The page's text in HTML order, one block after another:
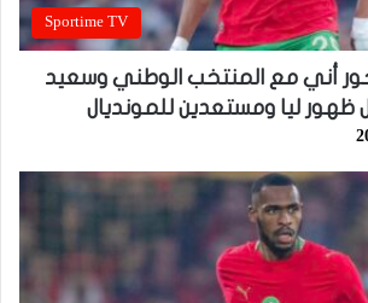
Sportime TV
أني مع المنتخب الوطني وسعيد
ظهور ليا ومستعدين للمونديال